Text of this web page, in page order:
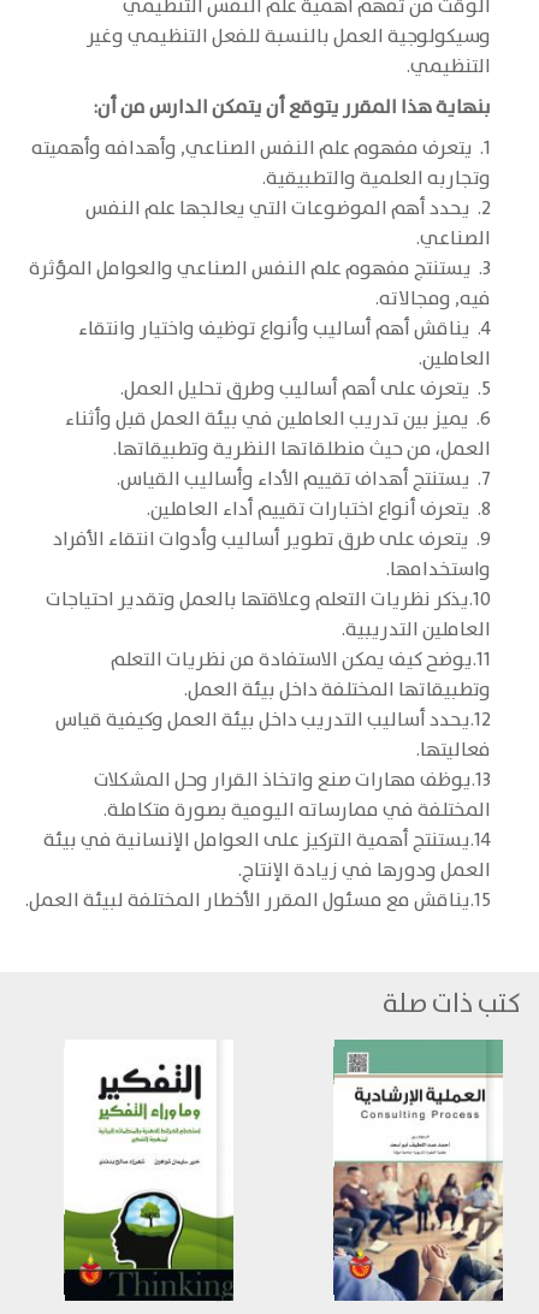
الوقت من تفهم أهمية علم النفس التنظيمي
وسيكولوجية العمل بالنسبة للفعل التنظيمي وغير
التنظيمي.
بنهاية هذا المقرر يتوقع أن يتمكن الدارس من أن:
1. يتعرف مفهوم علم النفس الصناعي, وأهدافه وأهميته
وتجاربه العلمية والتطبيقية.
2. يحدد أهم الموضوعات التي يعالجها علم النفس
الصناعي.
3. يستنتج مفهوم علم النفس الصناعي والعوامل المؤثرة
فيه, ومجالاته.
4. يناقش أهم أساليب وأنواع توظيف واختيار وانتقاء
العاملين.
5. يتعرف على أهم أساليب وطرق تحليل العمل.
6. يميز بين تدريب العاملين في بيئة العمل قبل وأثناء
العمل، من حيث منطلقاتها النظرية وتطبيقاتها.
7. يستنتج أهداف تقييم الأداء وأساليب القياس.
8. يتعرف أنواع اختبارات تقييم أداء العاملين.
9. يتعرف على طرق تطوير أساليب وأدوات انتقاء الأفراد
واستخدامها.
10.يذكر نظريات التعلم وعلاقتها بالعمل وتقدير احتياجات
العاملين التدريبية.
11.يوضح كيف يمكن الاستفادة من نظريات التعلم
وتطبيقاتها المختلفة داخل بيئة العمل.
12.يحدد أساليب التدريب داخل بيئة العمل وكيفية قياس
فعاليتها.
13.يوظف مهارات صنع واتخاذ القرار وحل المشكلات
المختلفة في ممارساته اليومية بصورة متكاملة.
14.يستنتج أهمية التركيز على العوامل الإنسانية في بيئة
العمل ودورها في زيادة الإنتاج.
15.يناقش مع مسئول المقرر الأخطار المختلفة لبيئة العمل.
كتب ذات صلة